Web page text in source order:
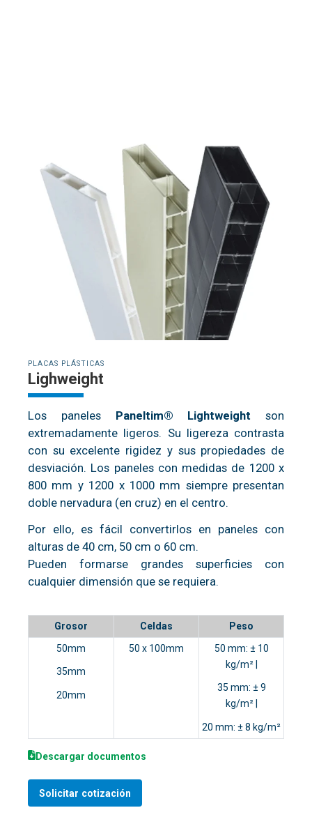
PLACAS PLÁSTICAS
Lighweight
Los paneles Paneltim® Lightweight son
extremadamente ligeros. Su ligereza contrasta
con su excelente rigidez y sus propiedades de
desviación. Los paneles con medidas de 1200 x
800 mm y 1200 x 1000 mm siempre presentan
doble nervadura (en cruz) en el centro.
Por ello, es fácil convertirlos en paneles con
alturas de 40 cm, 50 cm o 60 cm.
Pueden formarse grandes superficies con
cualquier dimensión que se requiera.
Grosor Celdas
Peso
50mm
35mm
20mm
50 x 100mm
50 mm: ± 10
kg/m² |
35 mm: ± 9
kg/m² |
20 mm: ± 8 kg/m²
Descargar documentos
Solicitar cotización